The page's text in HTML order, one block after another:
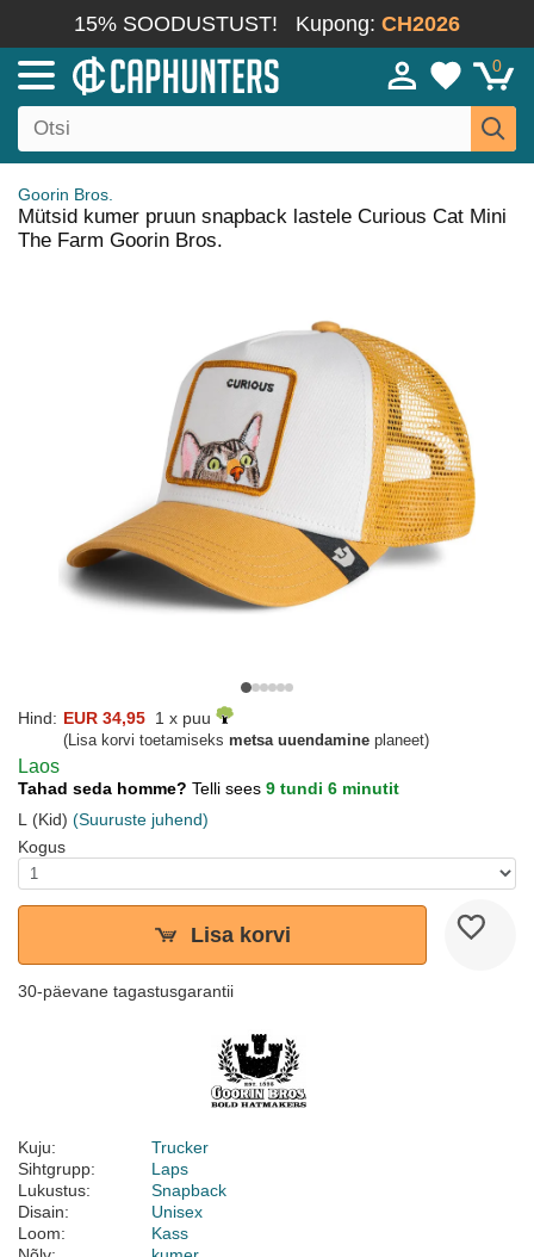
15% SOODUSTUST! Kupong: CH2026
0
Goorin Bros.
Mütsid kumer pruun snapback lastele Curious Cat Mini
The Farm Goorin Bros.
Hind: EUR 34,95 1 x puu
(Lisa korvi toetamiseks metsa uuendamine planeet)
Laos
Tahad seda homme? Telli sees 9 tundi 6 minutit
L (Kid) (Suuruste juhend)
Kogus
Lisa korvi
30-päevane tagastusgarantii
Kuju:
Trucker
Sihtgrupp:
Laps
Lukustus:
Snapback
Disain:
Unisex
Loom:
Kass